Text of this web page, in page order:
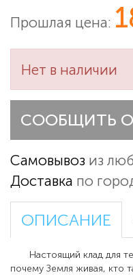
Прошлая цена:
Нет в наличии
СООБЩИТЬ
Самовывоз из
Доставка по
ОПИСАНИЕ
Настоящий клад для
почему Земля живая, кто